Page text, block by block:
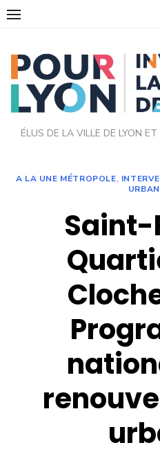
Skip
ÉLUS DE LA VILLE DE LYON
A LA UNE MÉTROPOLE,
Saint-